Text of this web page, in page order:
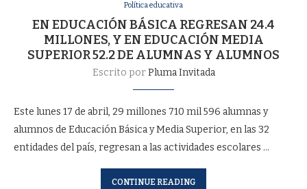
Política educativa
EN EDUCACIÓN BÁSICA REGRESAN 24.4
MILLONES, Y EN EDUCACIÓN MEDIA
SUPERIOR 52.2 DE ALUMNAS Y ALUMNOS
Escrito porPluma Invitada
Este lunes 17 de abril, 29 millones 710 mil 596 alumnas y
alumnos de Educación Básica y Media Superior, en las 32
entidades del país, regresan a las actividades escolares …
CONTINUE READING